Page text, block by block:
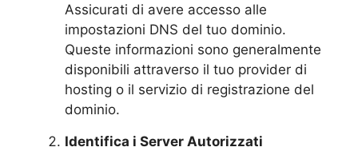
Assicurati di avere accesso alle
impostazioni DNS del tuo dominio.
Queste informazioni sono generalmente
disponibili attraverso il tuo provider di
hosting o il servizio di registrazione del
dominio.
Identifica i Server Autorizzati